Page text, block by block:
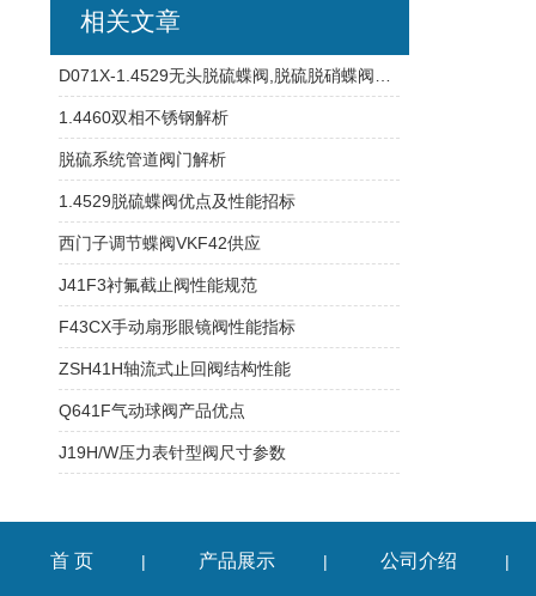
相关文章
1.4460双相不锈钢解析
脱硫系统管道阀门解析
1.4529脱硫蝶阀优点及性能招标
西门子调节蝶阀VKF42供应
J41F3衬氟截止阀性能规范
F43CX手动扇形眼镜阀性能指标
ZSH41H轴流式止回阀结构性能
Q641F气动球阀产品优点
J19H/W压力表针型阀尺寸参数
首 页 | 产品展示 | 公司介绍 |